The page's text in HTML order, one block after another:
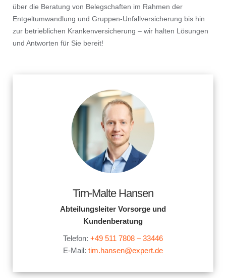
über die Beratung von Belegschaften im Rahmen der
Entgeltumwandlung und Gruppen-Unfallversicherung bis hin
zur betrieblichen Krankenversicherung – wir halten Lösungen
und Antworten für Sie bereit!
Tim-Malte Hansen
Abteilungsleiter Vorsorge und
Kundenberatung
Telefon: +49 511 7808 – 33446
E-Mail: tim.hansen@expert.de